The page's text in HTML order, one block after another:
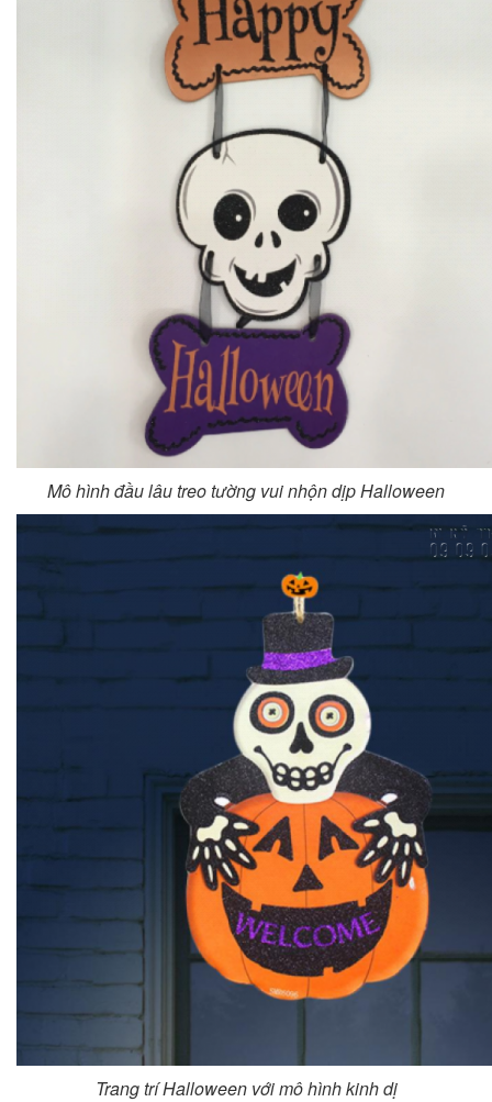
Mô hình đầu lâu treo tường vui nhộn dịp Halloween
Trang trí Halloween với mô hình kinh dị